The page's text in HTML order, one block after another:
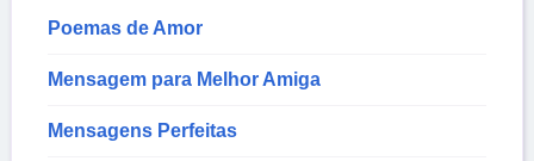
Poemas de Amor
Mensagem para Melhor Amiga
Mensagens Perfeitas